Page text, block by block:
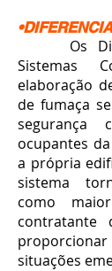
Os
Sistemas
elaboração
de fumaça
segurança
ocupantes
a própria
sistema
como
contratante
situações